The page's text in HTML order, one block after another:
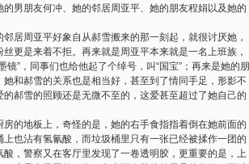
男朋友何冲、她的邻居周亚平、她的朋友程娟以及她的
周亚平好象自从郝雪搬来的那一刻起，就很讨厌她，
更是来着不拒。再来就是周亚平本来就是一名上班族，
”，同事们也给他起了个绰号，叫“国宝”；再来是她的朋
和郝雪的关系也是相当好，甚至到了情同手足，形影不
郝雪的照顾还是无微不至的，这爱甚至超过了她自己的
的地板上，奇怪的是，她的右手食指指着倒在她前面的
也沾有氢氰酸，而垃圾桶里只有一张已经被揉作一团的
，警察又在客厅里发现了一卷透明胶，更重要的是，上